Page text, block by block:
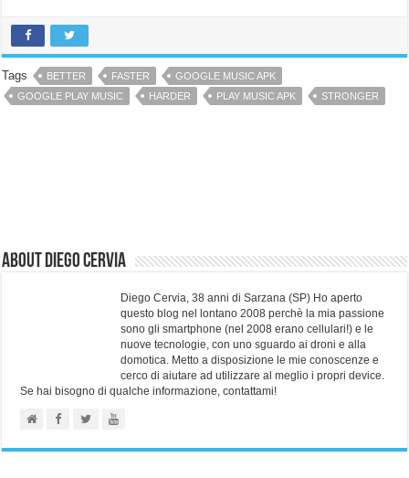
Tags BETTER FASTER
GOOGLE MUSIC APK
GOOGLE PLAY MUSIC
HARDER PLAY MUSIC APK STRONGER
About Diego Cervia
Diego Cervia, 38 anni di Sarzana (SP) Ho aperto
questo blog nel lontano 2008 perchè la mia passione
sono gli smartphone (nel 2008 erano cellulari!) e le
nuove tecnologie, con uno sguardo ai droni e alla
domotica. Metto a disposizione le mie conoscenze e
cerco di aiutare ad utilizzare al meglio i propri device.
Se hai bisogno di qualche informazione, contattami!